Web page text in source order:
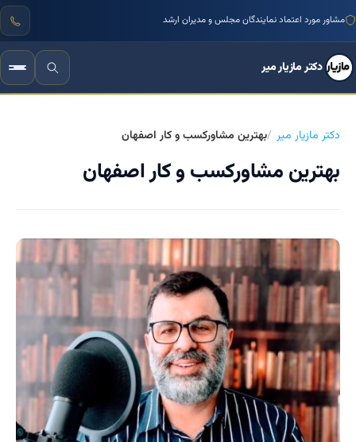
مشاور مورد اعتماد نمایندگان مجلس و مدیران ارشد
منتور بیش از ۱۰۰۰ کسب‌وکار ایرانی
دکتر مازیار میر
دکتر مازیار میر بهترین مشاورکسب و کار اصفهان
بهترین مشاورکسب و کار اصفهان